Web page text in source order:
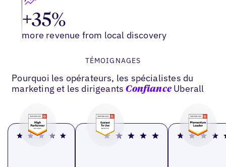
+35%
more revenue from local discovery
TÉMOIGNAGES
Pourquoi les opérateurs, les spécialistes du
marketing et les dirigeantsConfianceUberall